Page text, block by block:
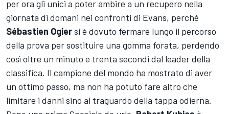
per ora gli unici a poter ambire a un recupero nella
giornata di domani nei confronti di Evans, perché
Sébastien Ogiersi è dovuto fermare lungo il percorso
della prova per sostituire una gomma forata, perdendo
così oltre un minuto e trenta secondi dal leader della
classifica. Il campione del mondo ha mostrato di aver
un ottimo passo, ma non ha potuto fare altro che
limitare i danni sino al traguardo della tappa odierna.